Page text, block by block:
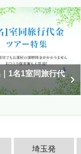
1名1室同旅行代
埼玉発